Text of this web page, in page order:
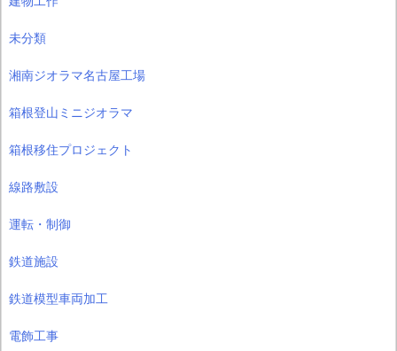
未分類
湘南ジオラマ名古屋工場
箱根登山ミニジオラマ
箱根移住プロジェクト
線路敷設
運転・制御
鉄道施設
鉄道模型車両加工
電飾工事